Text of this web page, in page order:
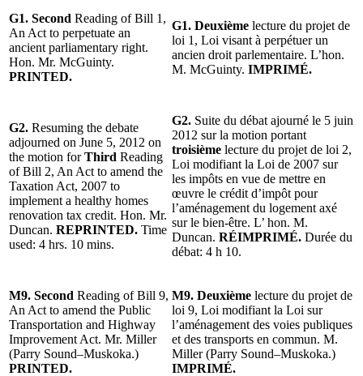
G1. Second Reading of Bill 1,
An Act to perpetuate an
ancient parliamentary right.
Hon. Mr. McGuinty.
PRINTED.
G1. Deuxième lecture du projet de
loi 1, Loi visant à perpétuer un
ancien droit parlementaire. L’hon.
M. McGuinty. IMPRIMÉ.
G2. Resuming the debate
adjourned on June 5, 2012 on
the motion forThird Reading
of Bill 2, An Act to amend the
Taxation Act, 2007 to
implement a healthy homes
renovation tax credit. Hon. Mr.
Duncan. REPRINTED. Time
used: 4 hrs. 10 mins.
G2. Suite du débat ajourné le 5 juin
2012 sur la motion portant
troisième lecture du projet de loi 2,
Loi modifiant la Loi de 2007 sur
les impôts en vue de mettre en
œuvre le crédit d’impôt pour
l’aménagement du logement axé
sur le bien-être. L’ hon. M.
Duncan. RÉIMPRIMÉ. Durée du
débat: 4 h 10.
M9. Second Reading of Bill 9,
An Act to amend the Public
Transportation and Highway
Improvement Act. Mr. Miller
(Parry Sound–Muskoka.)
PRINTED.
M9. Deuxième lecture du projet de
loi 9, Loi modifiant la Loi sur
l’aménagement des voies publiques
et des transports en commun. M.
Miller (Parry Sound–Muskoka.)
IMPRIMÉ.